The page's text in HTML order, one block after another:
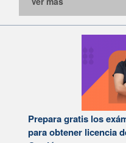
Prepara gratis los
para obtener licencia